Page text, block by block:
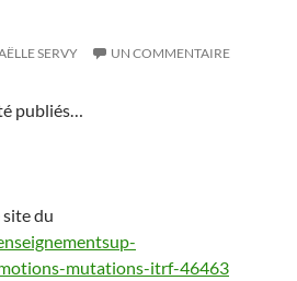
SERVY UN COMMENTAIRE
publiés…
du
mutations-itrf-46463